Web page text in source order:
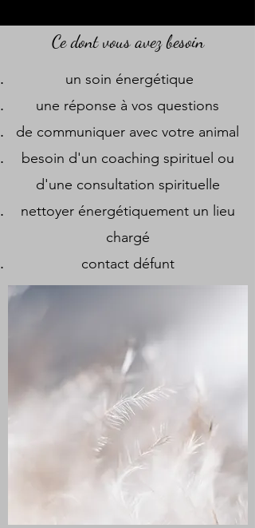
Ce dont vous avez besoin
un soin énergétique
une réponse à vos questions
de communiquer avec votre animal
besoin d'un coaching spirituel ou
d'une consultation spirituelle
nettoyer énergétiquement un lieu
chargé
contact défunt